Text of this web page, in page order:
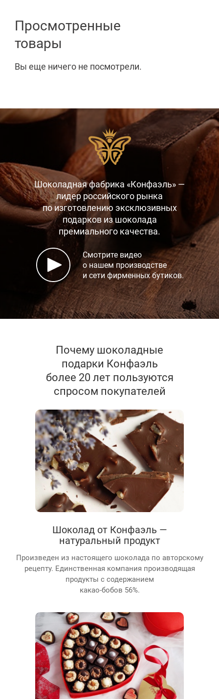
Просмотренные
товары
Вы еще ничего не посмотрели.
Шоколадная фабрика «Конфаэль» —
лидер российского рынка
по изготовлению эксклюзивных
подарков из шоколада
премиального качества.
Смотрите видео
о нашем производстве
и сети фирменных бутиков.
Почему шоколадные
подарки Конфаэль
более 20 лет пользуются
спросом покупателей
Шоколад от Конфаэль —
натуральный продукт
Произведен из настоящего шоколада по авторскому
рецепту. Единственная компания производящая
продукты с содержанием
какао-бобов 56%.